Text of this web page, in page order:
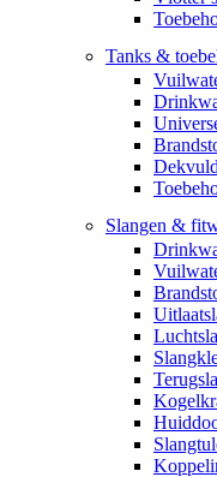
Tanks &
Slangen &